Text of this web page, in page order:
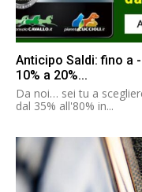
Anticipo Saldi: fino a
10% a 20%...
Da noi… sei tu a
dal 35% all'80% in...